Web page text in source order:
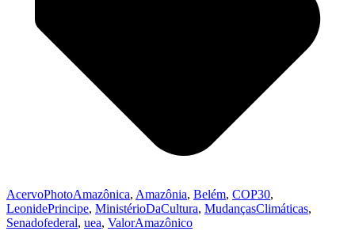
AcervoPhotoAmazônica, Amazônia, Belém, COP30,
LeonidePrincipe, MinistérioDaCultura, MudançasClimáticas,
Senadofederal, uea, ValorAmazônico